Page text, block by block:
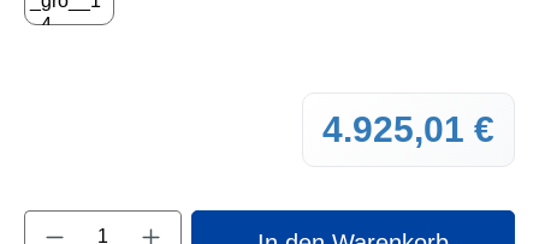
4.925,01 €
Produkt Anzahl: Gib den gewünschten